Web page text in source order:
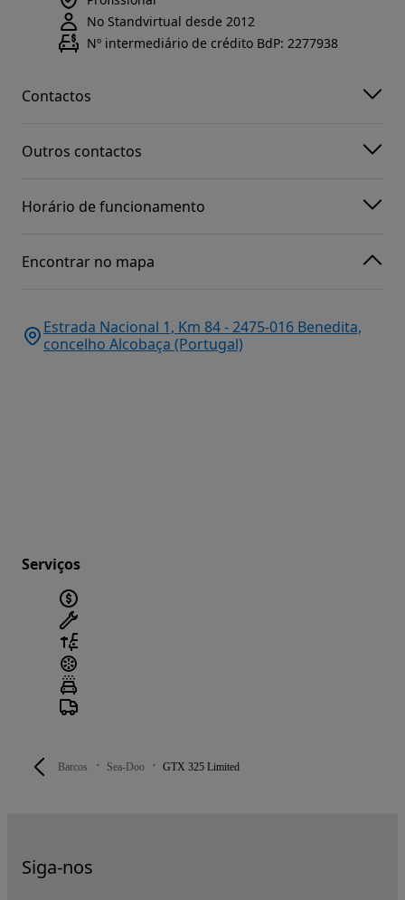
Barcos Sea-Doo GTX 325 Limited
No Standvirtual desde 2012
Nº intermediário de crédito BdP: 2277938
Contactos
Outros contactos
Horário de funcionamento
Encontrar no mapa
Estrada Nacional 1, Km 84 - 2475-016 Benedita,
concelho Alcobaça (Portugal)
Serviços
Siga-nos